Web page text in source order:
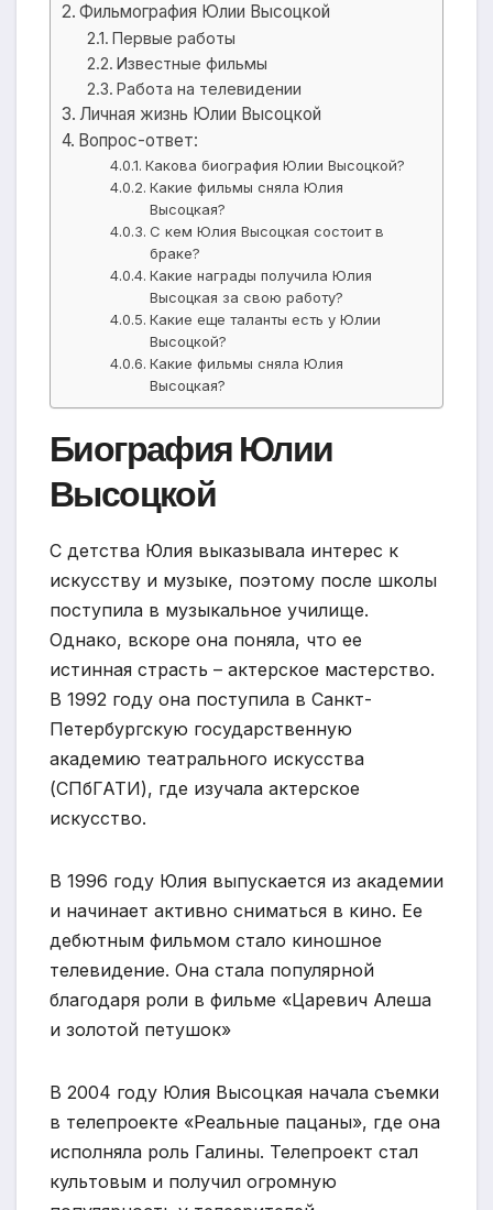
Фильмография Юлии Высоцкой
Первые работы
Известные фильмы
Работа на телевидении
Личная жизнь Юлии Высоцкой
Вопрос-ответ:
Какова биография Юлии Высоцкой?
Какие фильмы сняла Юлия
Высоцкая?
С кем Юлия Высоцкая состоит в
браке?
Какие награды получила Юлия
Высоцкая за свою работу?
Какие еще таланты есть у Юлии
Высоцкой?
Какие фильмы сняла Юлия
Высоцкая?
Биография Юлии
Высоцкой
С детства Юлия выказывала интерес к
искусству и музыке, поэтому после школы
поступила в музыкальное училище.
Однако, вскоре она поняла, что ее
истинная страсть – актерское мастерство.
В 1992 году она поступила в Санкт-
Петербургскую государственную
академию театрального искусства
(СПбГАТИ), где изучала актерское
искусство.
В 1996 году Юлия выпускается из академии
и начинает активно сниматься в кино. Ее
дебютным фильмом стало киношное
телевидение. Она стала популярной
благодаря роли в фильме «Царевич Алеша
и золотой петушок»
В 2004 году Юлия Высоцкая начала съемки
в телепроекте «Реальные пацаны», где она
исполняла роль Галины. Телепроект стал
культовым и получил огромную